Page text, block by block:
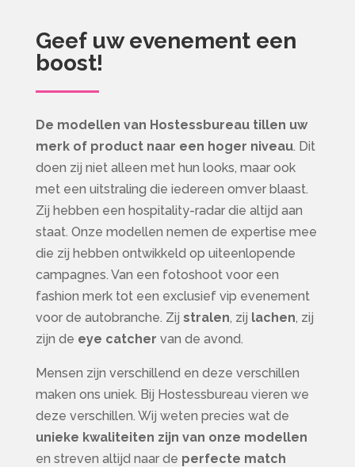
Geef uw evenement een
boost!
De modellen van Hostessbureau tillen uw
merk of product naar een hoger niveau. Dit
doen zij niet alleen met hun looks, maar ook
met een uitstraling die iedereen omver blaast.
Zij hebben een hospitality-radar die altijd aan
staat. Onze modellen nemen de expertise mee
die zij hebben ontwikkeld op uiteenlopende
campagnes. Van een fotoshoot voor een
fashion merk tot een exclusief vip evenement
voor de autobranche. Zij stralen, zij lachen, zij
zijn de eye catcher van de avond.
Mensen zijn verschillend en deze verschillen
maken ons uniek. Bij Hostessbureau vieren we
deze verschillen. Wij weten precies wat de
unieke kwaliteiten zijn van onze modellen
en streven altijd naar de perfecte match